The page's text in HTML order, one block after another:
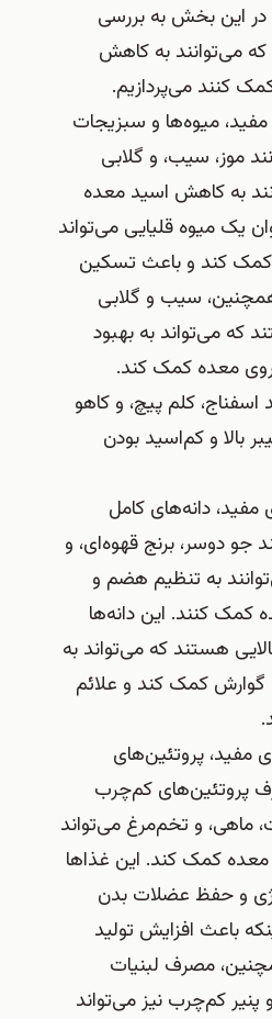
این بخش به بررسی
می‌توانند به کاهش
کنند می‌پردازیم.
مفید، میوه‌ها و سبزیجات
موز، سیب، و گلابی
به کاهش اسید معده
یک میوه قلیایی می‌تواند
کمک کند و باعث تسکین
سیب و گلابی
که می‌تواند به بهبود
معده کمک کند.
اسفناج، کلم پیچ، و کاهو
بالا و کم‌اسید بودن
مفید، دانه‌های کامل
جو دوسر، برنج قهوه‌ای، و
به تنظیم هضم و
کنند. این دانه‌ها
هستند که می‌تواند به
گوارش کمک کند و علائم
مفید، پروتئین‌های
پروتئین‌های کم‌چرب
ماهی، و تخم‌مرغ می‌تواند
کمک کند. این غذاها
و حفظ عضلات بدن
باعث افزایش تولید
مصرف لبنیات
کم‌چرب نیز می‌تواند